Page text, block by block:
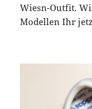
Wiesn-Outfit.
Modellen Ihr